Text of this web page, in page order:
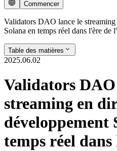
Commencer
Validators DAO lance le
Solana en temps réel dans l'ère de
Table des matières
2025.06.02
Validators
streaming en
développement
temps réel